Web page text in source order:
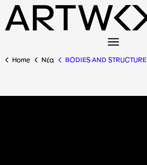
Home Nέα BODIES AND STRUCTURE